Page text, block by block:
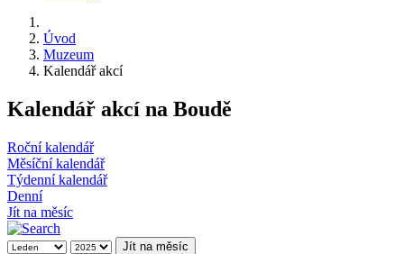
Úvod
Muzeum
Kalendář akcí
Kalendář akcí na Boudě
Roční kalendář
Měsíční kalendář
Týdenní kalendář
Denní
Jít na měsíc
Jít na měsíc